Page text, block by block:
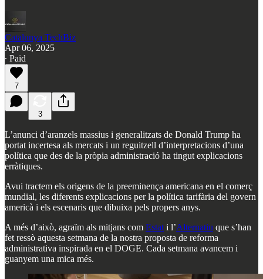
Catalunya TechBiz
Apr 06, 2025
∙ Paid
7
3
L’anunci d’aranzels massius i generalitzats de Donald Trump ha
portat incertesa als mercats i un reguitzell d’interpretacions d’una
política que des de la pròpia administració ha tingut explicacions
erràtiques.
Avui tractem els origens de la preeminença americana en el comerç
mundial, les diferents explicacions per la política tarifària del govern
americà i els escenaris que dibuixa pels propers anys.
A més d’això, agraïm als mitjans com Estat i l’Alternatiu que s’han
fet ressò aquesta setmana de la nostra proposta de reforma
administrativa inspirada en el DOGE. Cada setmana avancem i
guanyem una mica més.